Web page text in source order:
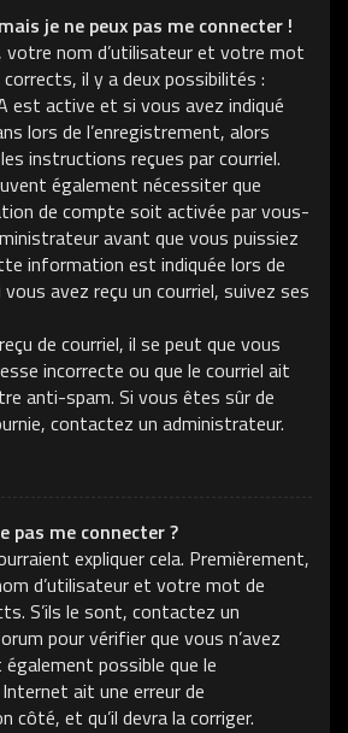
je ne peux pas me connecter !
votre nom d’utilisateur et votre mot
corrects, il y a deux possibilités :
est active et si vous avez indiqué
lors de l’enregistrement, alors
instructions reçues par courriel.
également nécessiter que
de compte soit activée par vous-
avant que vous puissiez
information est indiquée lors de
avez reçu un courriel, suivez ses
de courriel, il se peut que vous
incorrecte ou que le courriel ait
anti-spam. Si vous êtes sûr de
contactez un administrateur.
pas me connecter ?
expliquer cela. Premièrement,
d’utilisateur et votre mot de
S’ils le sont, contactez un
pour vérifier que vous n’avez
possible que le
ait une erreur de
côté, et qu’il devra la corriger.